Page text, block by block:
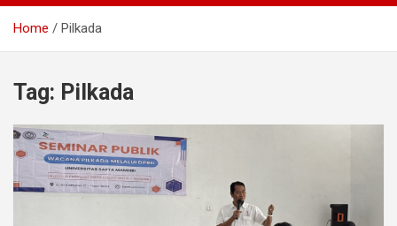
Home Pilkada
Tag: Pilkada